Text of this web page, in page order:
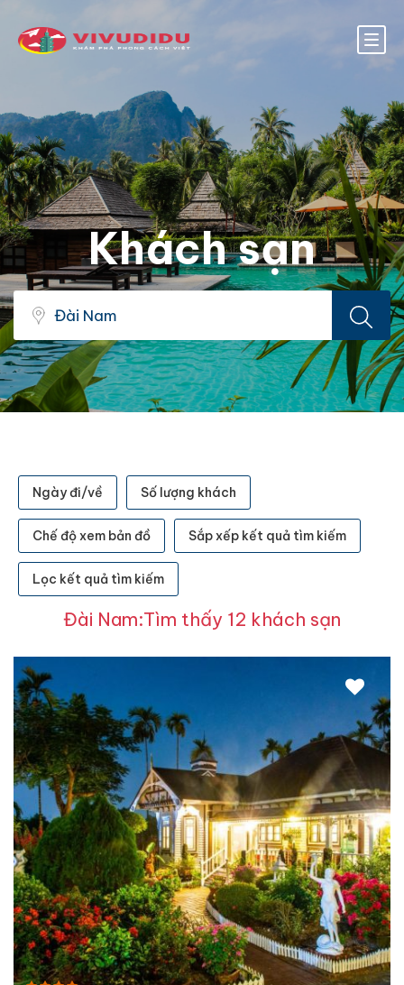
Khách sạn
Ngày đi/về Số lượng khách
Chế độ xem bản đồ Sắp xếp kết quả tìm kiếm
Lọc kết quả tìm kiếm
Đài Nam:Tìm thấy 12 khách sạn